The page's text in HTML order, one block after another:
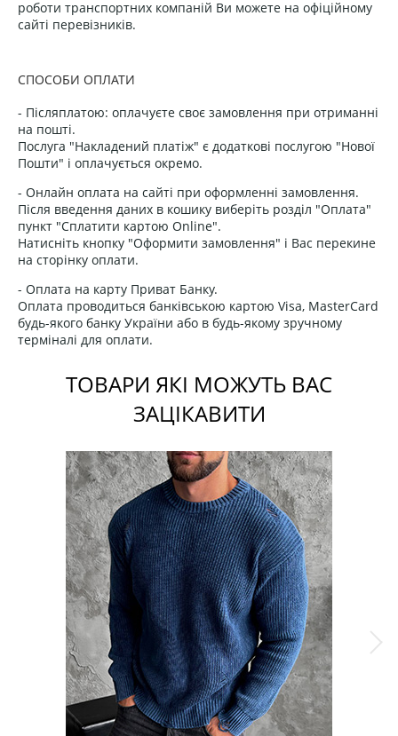
роботи транспортних компаній Ви можете на офіційному
сайті перевізників.
СПОСОБИ ОПЛАТИ
- Післяплатою: оплачуєте своє замовлення при отриманні
на пошті.
Послуга "Накладений платіж" є додаткові послугою "Нової
Пошти" і оплачується окремо.
- Онлайн оплата на сайті при оформленні замовлення.
Після введення даних в кошику виберіть розділ "Оплата"
пункт "Сплатити картою Online".
Натисніть кнопку "Оформити замовлення" і Вас перекине
на сторінку оплати.
- Оплата на карту Приват Банку.
Оплата проводиться банківською картою Visa, MasterCard
будь-якого банку України або в будь-якому зручному
терміналі для оплати.
ТОВАРИ ЯКІ МОЖУТЬ ВАС
ЗАЦІКАВИТИ